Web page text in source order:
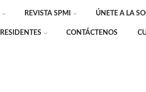
REVISTA SPMI ÚNETE A LA
RESIDENTES CONTÁCTENOS